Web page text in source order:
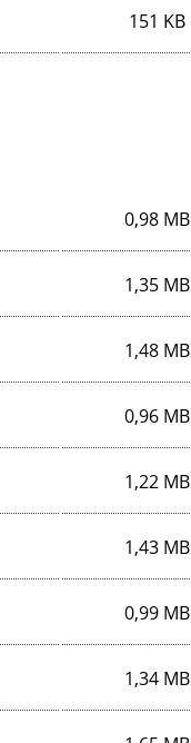
151 KB
0,98 MB
1,35 MB
1,48 MB
0,96 MB
1,22 MB
1,43 MB
0,99 MB
1,34 MB